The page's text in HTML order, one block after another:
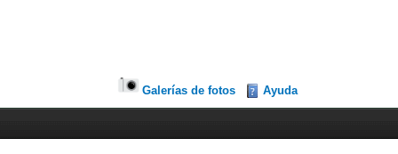
Galerías de fotos Ayuda